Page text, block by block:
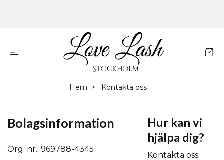
Hem Kontakta oss
Bolagsinformation
Org. nr.: 969788-4345
Hur kan vi
hjälpa dig?
Kontakta oss